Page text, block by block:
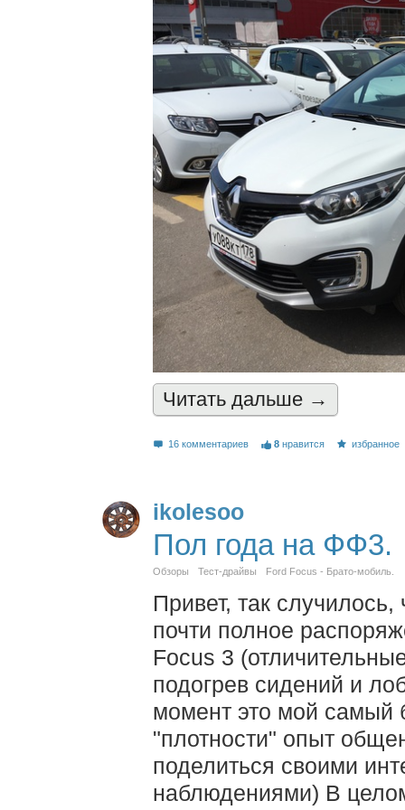
Читать дальшe →
16 комментариев 8 нравится избранное
ikolesoo
Пол года на ФФ3.
Обзоры Тест-драйвы Ford Focus - Брато-мобиль.
Привет, так
почти полное
Focus 3
подогрев сидений и
момент это мой самый
"плотности" опыт
поделиться своими
наблюдениями) В